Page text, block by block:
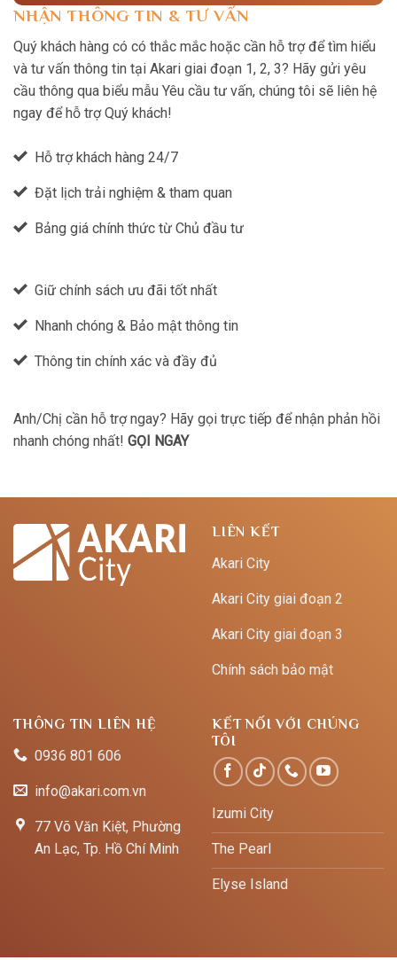
NHẬN THÔNG TIN & TƯ VẤN
Quý khách hàng có có thắc mắc hoặc cần hỗ trợ để tìm hiểu
và tư vấn thông tin tại Akari giai đoạn 1, 2, 3? Hãy gửi yêu
cầu thông qua biểu mẫu Yêu cầu tư vấn, chúng tôi sẽ liên hệ
ngay để hỗ trợ Quý khách!
Hỗ trợ khách hàng 24/7
Đặt lịch trải nghiệm & tham quan
Bảng giá chính thức từ Chủ đầu tư
Giữ chính sách ưu đãi tốt nhất
Nhanh chóng & Bảo mật thông tin
Thông tin chính xác và đầy đủ
Anh/Chị cần hỗ trợ ngay? Hãy gọi trực tiếp để nhận phản hồi
nhanh chóng nhất! GỌI NGAY
LIÊN KẾT
Akari City
Akari City giai đoạn 2
Akari City giai đoạn 3
Chính sách bảo mật
THÔNG TIN LIÊN HỆ
0936 801 606
info@akari.com.vn
77 Võ Văn Kiệt, Phường
An Lạc, Tp. Hồ Chí Minh
KẾT NỐI VỚI CHÚNG
TÔI
Izumi City
The Pearl
Elyse Island